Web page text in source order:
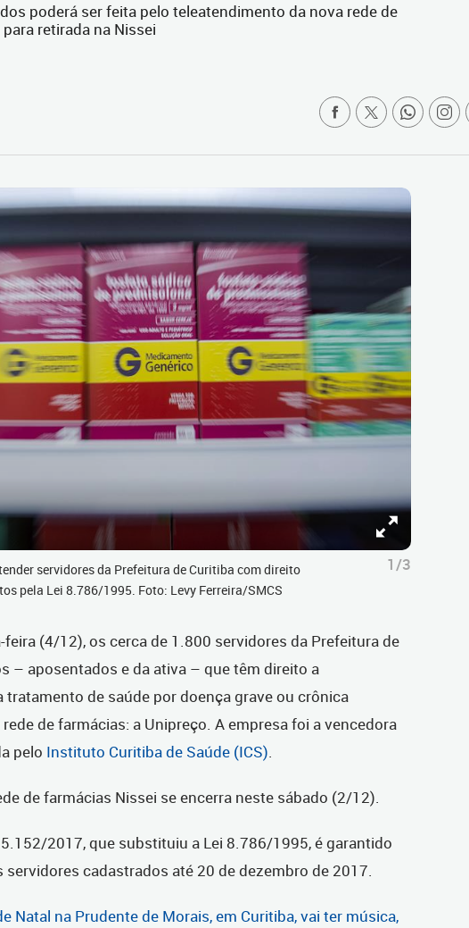
poderá ser feita pelo teleatendimento da nova rede de
retirada na Nissei
servidores da Prefeitura de Curitiba com direito
pela Lei 8.786/1995. Foto: Levy Ferreira/SMCS
1/3
(4/12), os cerca de 1.800 servidores da Prefeitura de
– aposentados e da ativa – que têm direito a
tratamento de saúde por doença grave ou crônica
de farmácias: a Unipreço. A empresa foi a vencedora
pelo Instituto Curitiba de Saúde (ICS).
de farmácias Nissei se encerra neste sábado (2/12).
2017, que substituiu a Lei 8.786/1995, é garantido
cadastrados até 20 de dezembro de 2017.
Natal na Prudente de Morais, em Curitiba, vai ter música,